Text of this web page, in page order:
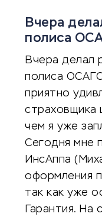
Вчера
полиса
Вчера делал
полиса
приятно
страховщика
чем я уже
Сегодня мне
ИнсАппа
оформления
так как уже
Гарантия. На